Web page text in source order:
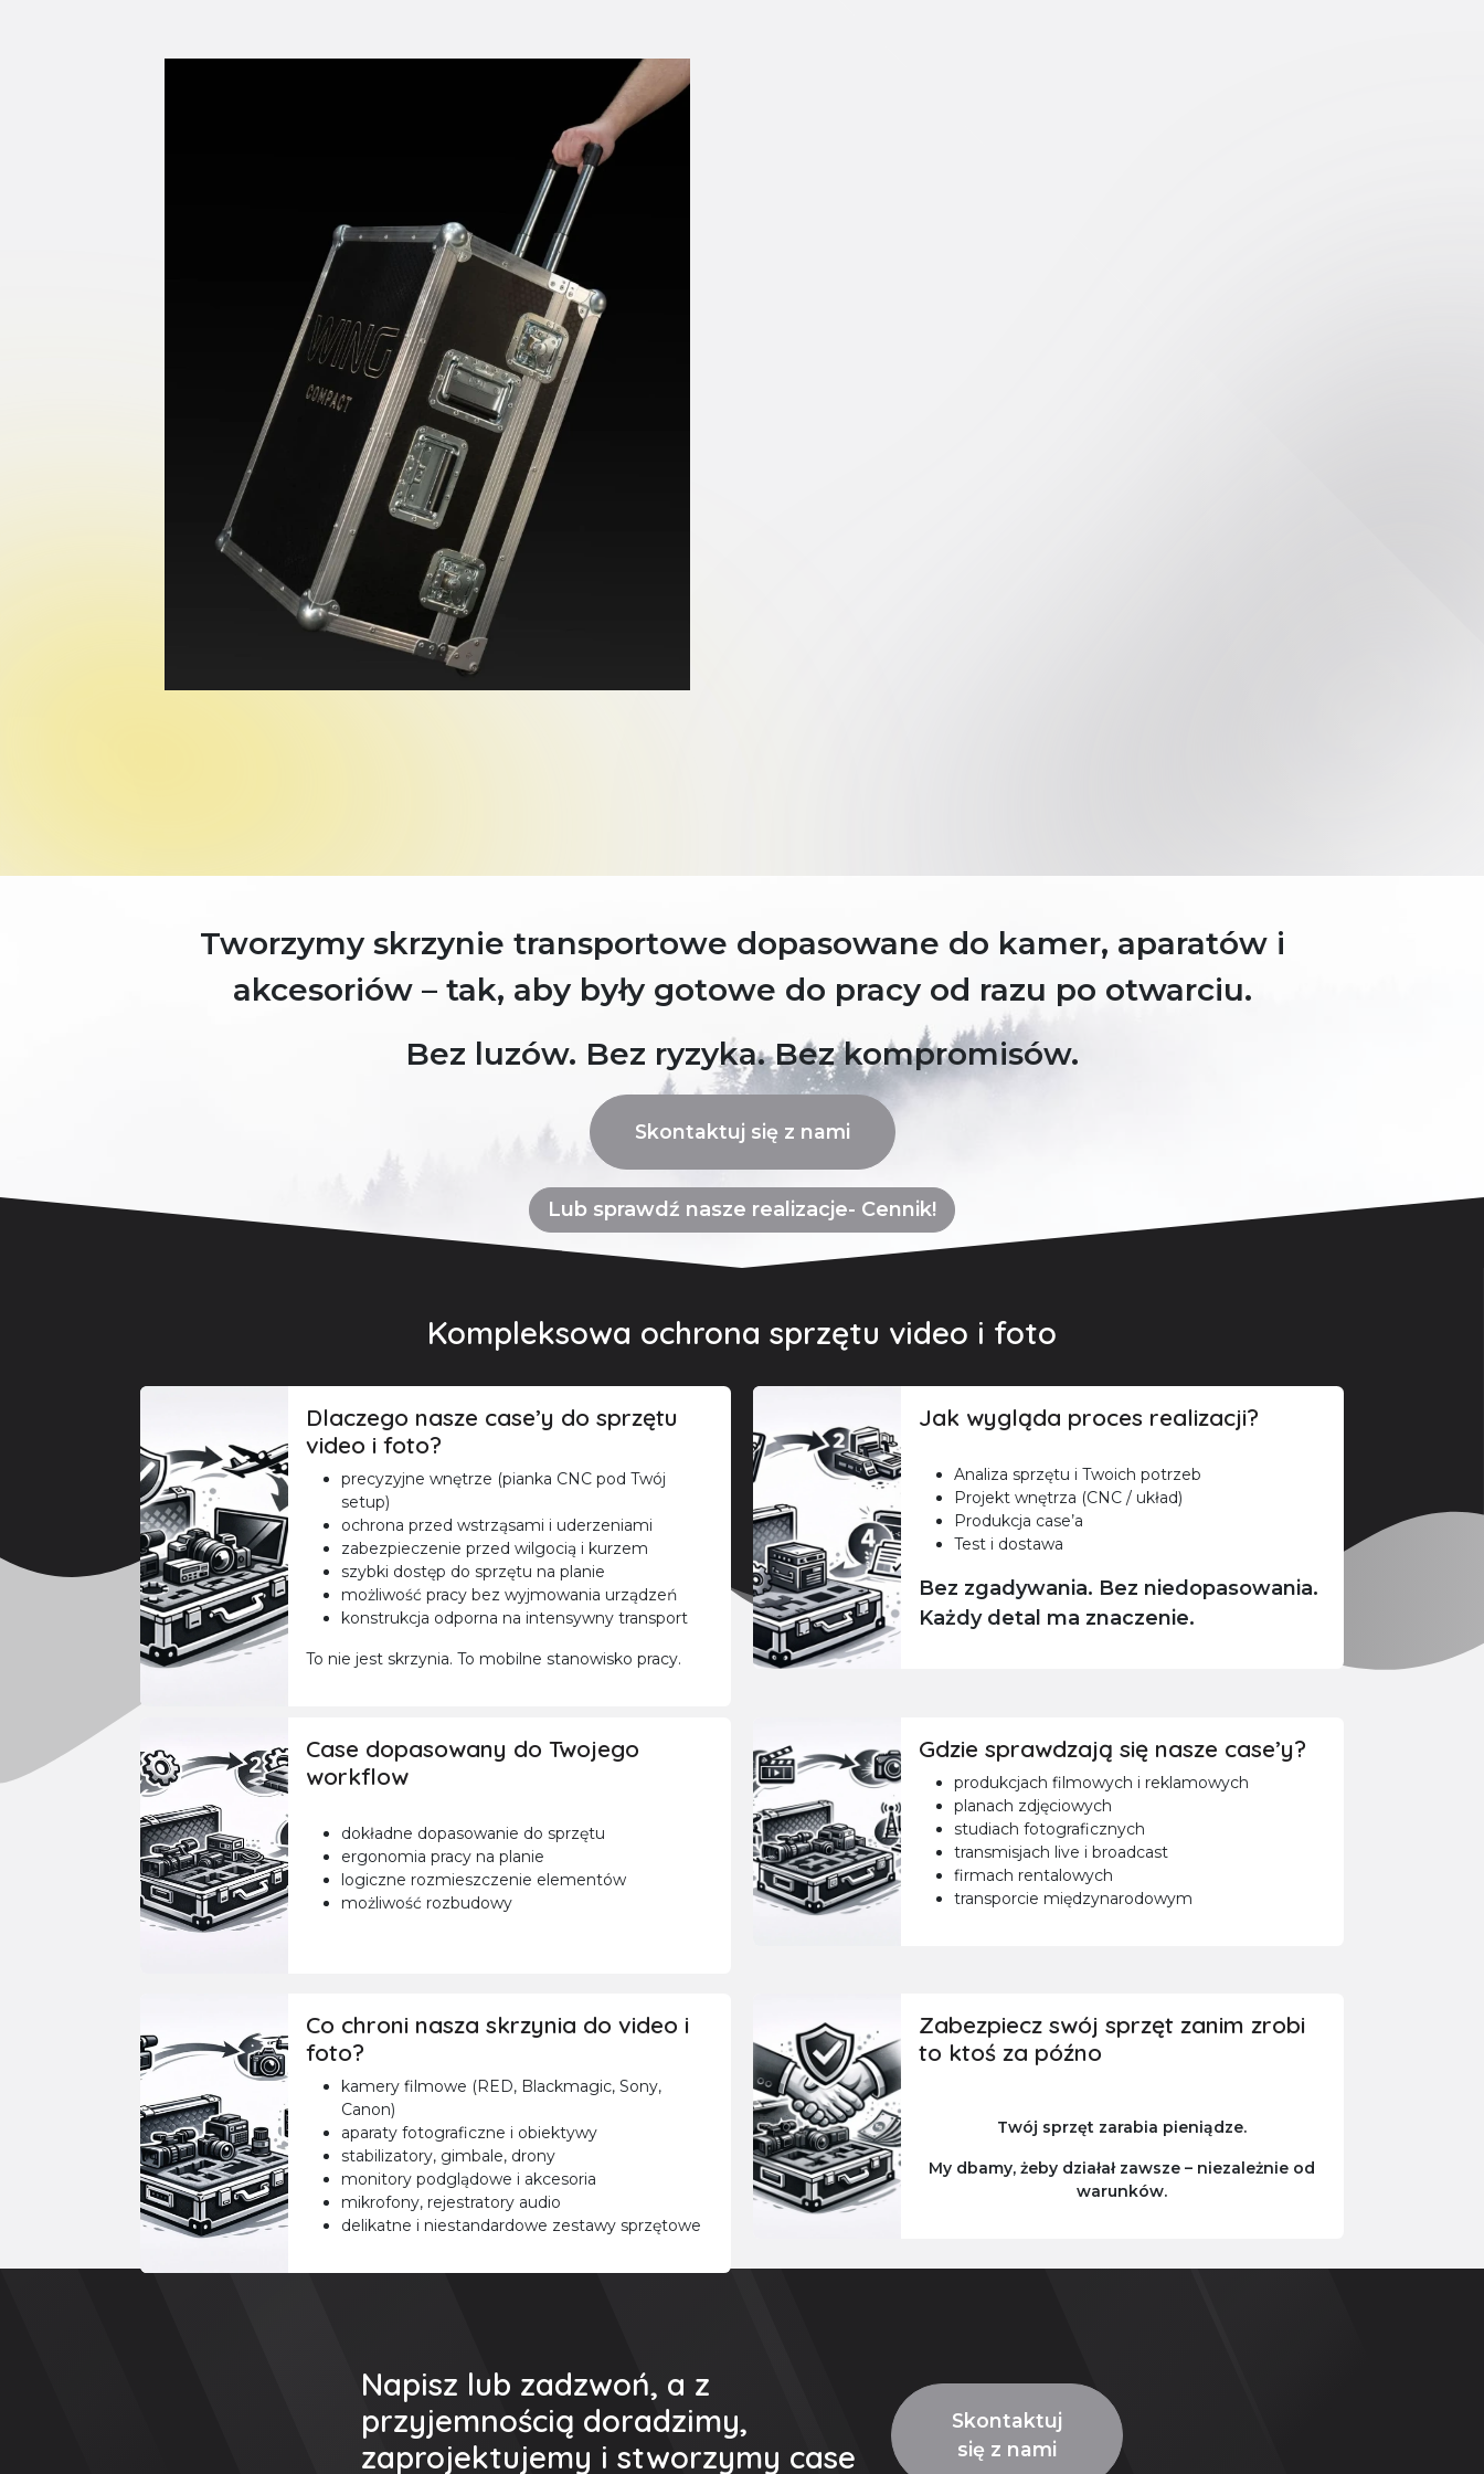
Tworzymy skrzynie transportowe dopasowane do kamer, aparatów i
akcesoriów – tak, aby były gotowe do pracy od razu po otwarciu.
Bez luzów. Bez ryzyka. Bez kompromisów.
Skontaktuj się z nami
Lub sprawdź nasze realizacje- Cennik!
Kompleksowa ochrona sprzętu video i foto
Dlaczego nasze case’y do sprzętu
video i foto?
precyzyjne wnętrze (pianka CNC pod Twój
setup)
ochrona przed wstrząsami i uderzeniami
zabezpieczenie przed wilgocią i kurzem
szybki dostęp do sprzętu na planie
możliwość pracy bez wyjmowania urządzeń
konstrukcja odporna na intensywny transport
To nie jest skrzynia. To mobilne stanowisko pracy.
Jak wygląda proces realizacji?
Analiza sprzętu i Twoich potrzeb
Projekt wnętrza (CNC / układ)
Produkcja case’a
Test i dostawa
Bez zgadywania. Bez niedopasowania.
Każdy detal ma znaczenie.
Case dopasowany do Twojego
workflow
dokładne dopasowanie do sprzętu
ergonomia pracy na planie
logiczne rozmieszczenie elementów
możliwość rozbudowy
Gdzie sprawdzają się nasze case’y?
produkcjach filmowych i reklamowych
planach zdjęciowych
studiach fotograficznych
transmisjach live i broadcast
firmach rentalowych
transporcie międzynarodowym
Co chroni nasza skrzynia do video i
foto?
kamery filmowe (RED, Blackmagic, Sony,
Canon)
aparaty fotograficzne i obiektywy
stabilizatory, gimbale, drony
monitory podglądowe i akcesoria
mikrofony, rejestratory audio
delikatne i niestandardowe zestawy sprzętowe
Zabezpiecz swój sprzęt zanim zrobi
to ktoś za późno
Twój sprzęt zarabia pieniądze.
My dbamy, żeby działał zawsze – niezależnie od
warunków.
Napisz lub zadzwoń, a z
przyjemnością doradzimy,
zaprojektujemy i stworzymy case
Skontaktuj
się z nami